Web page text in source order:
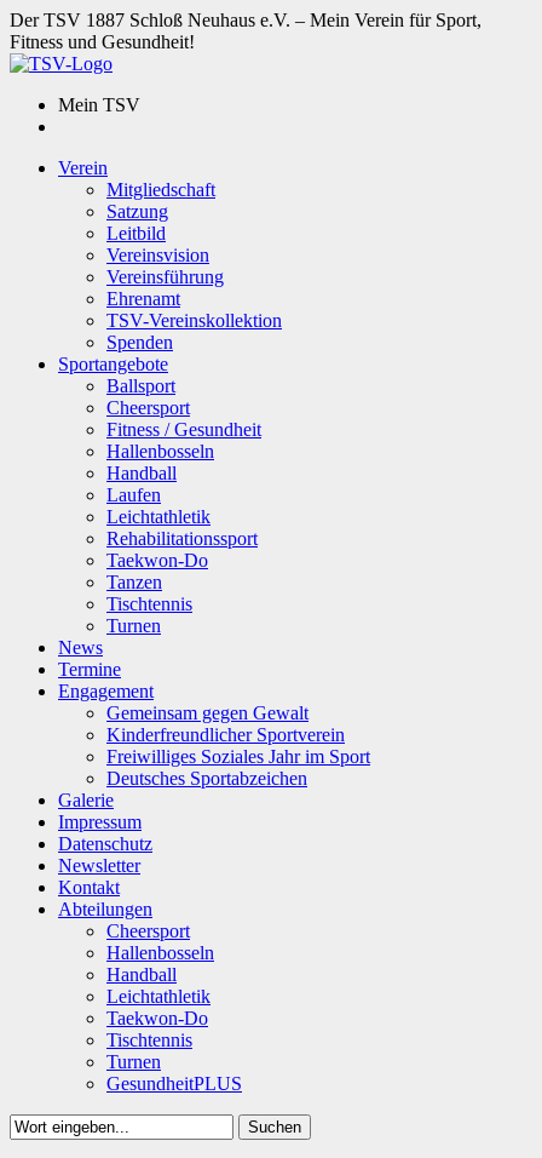
Der TSV 1887 Schloß Neuhaus e.V. – Mein Verein für Sport,
Fitness und Gesundheit!
Mein TSV
Verein
Mitgliedschaft
Satzung
Leitbild
Vereinsvision
Vereinsführung
Ehrenamt
TSV-Vereinskollektion
Spenden
Sportangebote
Ballsport
Cheersport
Fitness / Gesundheit
Hallenbosseln
Handball
Laufen
Leichtathletik
Rehabilitationssport
Taekwon-Do
Tanzen
Tischtennis
Turnen
News
Termine
Engagement
Gemeinsam gegen Gewalt
Kinderfreundlicher Sportverein
Freiwilliges Soziales Jahr im Sport
Deutsches Sportabzeichen
Galerie
Impressum
Datenschutz
Newsletter
Kontakt
Abteilungen
Cheersport
Hallenbosseln
Handball
Leichtathletik
Taekwon-Do
Tischtennis
Turnen
GesundheitPLUS
Suchen